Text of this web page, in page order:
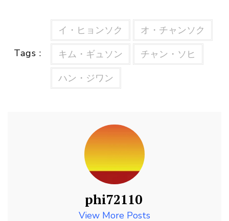
Tags :
イ・ヒョンソク
オ・チャンソク
キム・ギュソン
チャン・ソヒ
ハン・ジワン
phi72110
View More Posts